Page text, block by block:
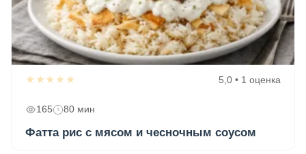
★★★★★ 5,0 • 1 оценка
165 80 мин
Фатта рис с мясом и чесночным соусом